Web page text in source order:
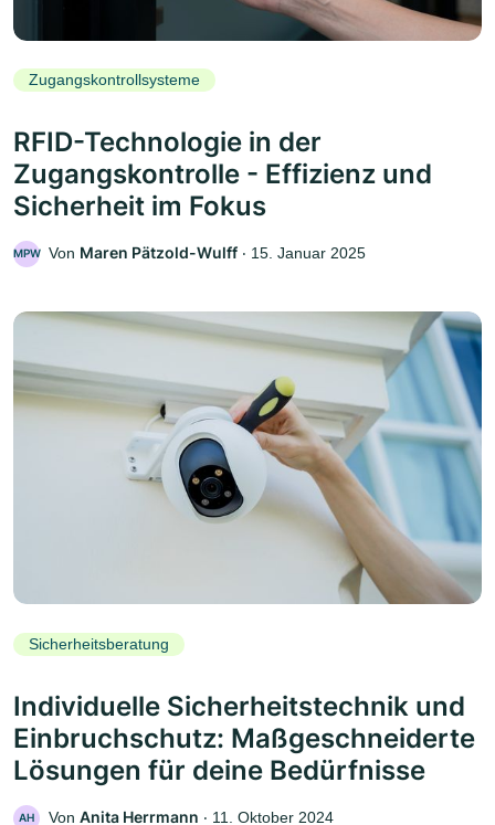
Zugangskontrollsysteme
RFID-Technologie in der
Zugangskontrolle - Effizienz und
Sicherheit im Fokus
MPW Von Maren Pätzold-Wulff ‧ 15. Januar 2025
Sicherheitsberatung
Individuelle Sicherheitstechnik und
Einbruchschutz: Maßgeschneiderte
Lösungen für deine Bedürfnisse
AH Von Anita Herrmann ‧ 11. Oktober 2024